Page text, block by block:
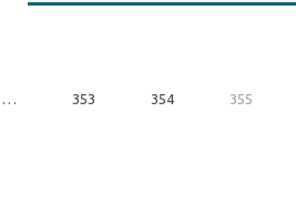
… 353 354 355